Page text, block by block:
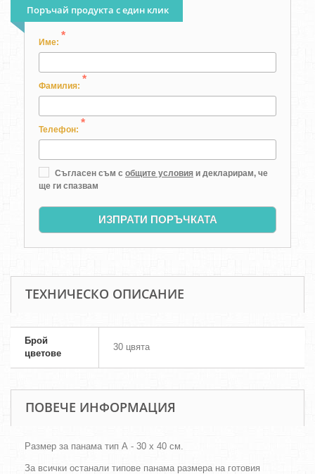
Поръчай продукта с един клик
Име:
*
Фамилия:
*
Телефон:
*
Съгласен съм с общите условия и декларирам, че
ще ги спазвам
ИЗПРАТИ ПОРЪЧКАТА
ТЕХНИЧЕСКО ОПИСАНИЕ
Брой
цветове
30 цвята
ПОВЕЧЕ ИНФОРМАЦИЯ
Размер за панама тип А - 30 х 40 см.
За всички останали типове панама размера на готовия